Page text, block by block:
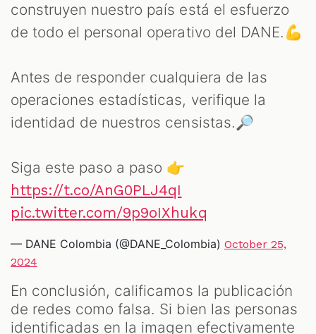
construyen nuestro país está el esfuerzo
de todo el personal operativo del DANE.💪
Antes de responder cualquiera de las
operaciones estadísticas, verifique la
identidad de nuestros censistas.🔎
Siga este paso a paso 👉
https://t.co/AnG0PLJ4qI
pic.twitter.com/9p9oIXhukq
— DANE Colombia (@DANE_Colombia) October 25,
2024
En conclusión, calificamos la publicación
de redes como falsa. Si bien las personas
identificadas en la imagen efectivamente